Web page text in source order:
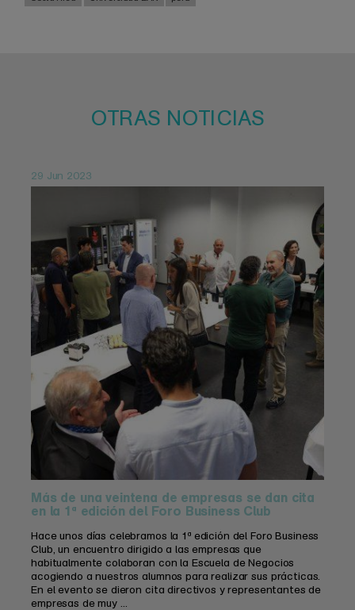
OTRAS NOTICIAS
29 Jun 2023
Más de una veintena de empresas se dan cita
en la 1ª edición del Foro Business Club
Hace unos días celebramos la 1ª edición del Foro Business
Club, un encuentro dirigido a las empresas que
habitualmente colaboran con la Escuela de Negocios
acogiendo a nuestros alumnos para realizar sus prácticas.
En el evento se dieron cita directivos y representantes de
empresas de muy ...